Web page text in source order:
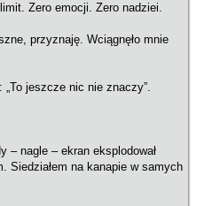
Zero emocji. Zero nadziei.
przyznaję. Wciągnęło mnie
„To jeszcze nic nie znaczy”.
– nagle – ekran eksplodował
Siedziałem na kanapie w samych